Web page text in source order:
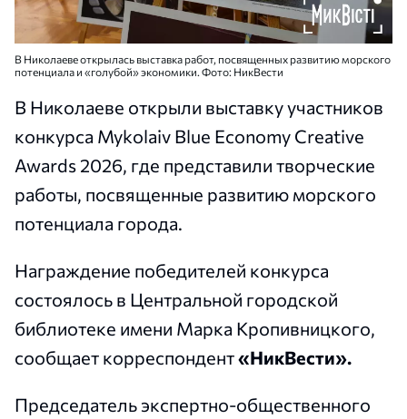
В Николаеве открылась выставка работ, посвященных развитию морского
потенциала и «голубой» экономики. Фото: НикВести
В Николаеве открыли выставку участников
конкурса Mykolaiv Blue Economy Creative
Awards 2026, где представили творческие
работы, посвященные развитию морского
потенциала города.
Награждение победителей конкурса
состоялось в Центральной городской
библиотеке имени Марка Кропивницкого,
сообщает корреспондент«НикВести».
Председатель экспертно-общественного